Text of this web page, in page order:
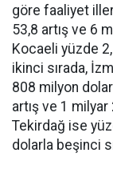
göre faaliyet
53,8 artış ve 6
Kocaeli yüzde
ikinci sırada,
808 milyon
artış ve 1
Tekirdağ ise
dolarla beşinci